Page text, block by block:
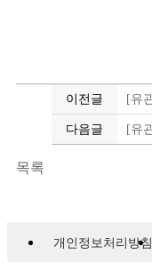
이전글
다음글
목록
개인정보처리방침